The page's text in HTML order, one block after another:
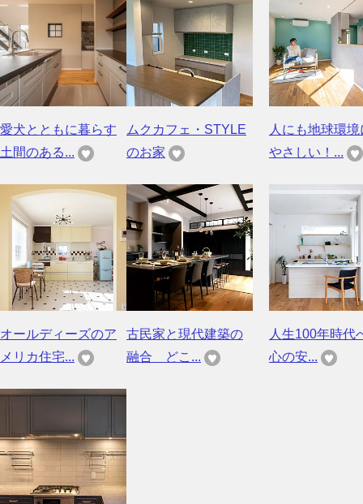
愛犬とともに暮らす
土間のある...
ムクカフェ・STYLE
のお家
人にも地球環
やさしい！...
オールディーズのア
メリカ住宅...
古民家と現代建築の
融合 どこ...
人生100年時代
心の安...